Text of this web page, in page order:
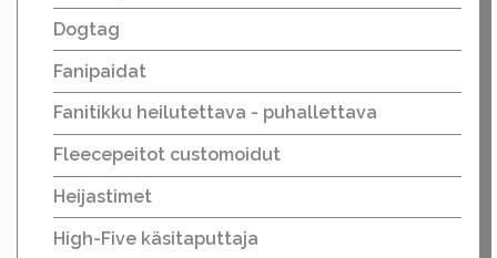
Dogtag
Fanipaidat
Fanitikku heilutettava - puhallettava
Fleecepeitot customoidut
Heijastimet
High-Five käsitaputtaja